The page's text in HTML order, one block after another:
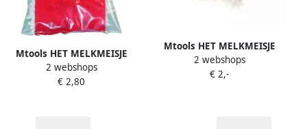
Mtools HET MELKMEISJE
Tegelkruisjes 5 0mm (zakje
á 200 st.) |
2 webshops
€ 2,80
Mtools HET MELKMEISJE
Tegelkruisjes 4 0mm (zakje
á 250 st.) |
2 webshops
€ 2,-